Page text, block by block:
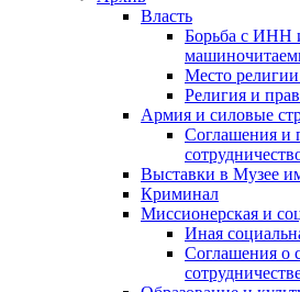
Власть
Борьба с ИНН
Место
Религия и
Армия и силовые
Соглашения и
Выставки в Музее
Криминал
Миссионерская и
Иная
Соглашения о